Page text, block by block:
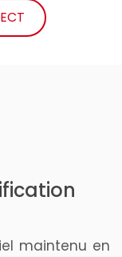
maintenu en